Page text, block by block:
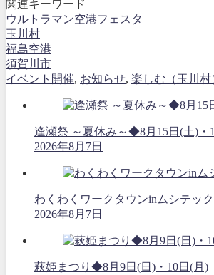
関連キーワード
ウルトラマン空港フェスタ
玉川村
福島空港
須賀川市
イベント開催, お知らせ, 楽しむ（玉川村
逢瀬祭 ～夏休み～◆8月15日(土)・
2026年8月7日
わくわくワークタウンinムシテッ
2026年8月7日
萩姫まつり◆8月9日(日)・10日(月)